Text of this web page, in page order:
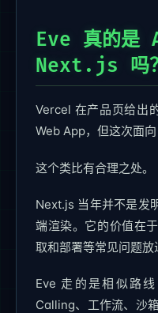
Eve 真的是
Next.js 吗？
Vercel 在产品页给出
Web App，但这次面向
这个类比有合理之处。
Next.js 当年并不是发
端渲染。它的价值在
取和部署等常见问题放
Eve 走的是相似路
Calling、工作流、沙